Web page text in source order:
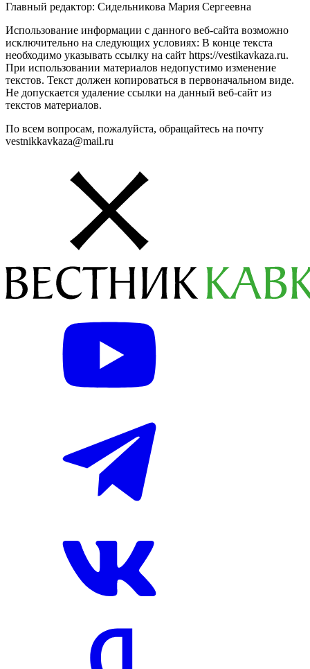
Главный редактор: Сидельникова Мария Сергеевна
Использование информации с данного веб-сайта возможно
исключительно на следующих условиях: В конце текста
необходимо указывать ссылку на сайт https://vestikavkaza.ru.
При использовании материалов недопустимо изменение
текстов. Текст должен копироваться в первоначальном виде.
Не допускается удаление ссылки на данный веб-сайт из
текстов материалов.
По всем вопросам, пожалуйста, обращайтесь на почту
vestnikkavkaza@mail.ru